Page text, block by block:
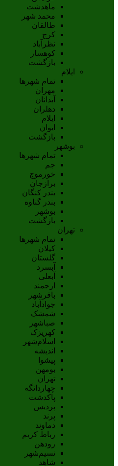
ماهدشت
محمد شهر
طالقان
کرج
نظرآباد
کوهسار
بازگشت
ایلام
تمام شهر‌ها
مهران
آبدانان
دهلران
ايلام
ايوان
بازگشت
بوشهر
تمام شهر‌ها
جم
خورموج
برازجان
بندر کنگان
بندر گناوه
بوشهر
بازگشت
تهران
تمام شهر‌ها
کیلان
گلستان
آبسرد
آبعلی
ارجمند
باقرشهر
جوادآباد
شمشک
صباشهر
کهریزک
اسلام‌شهر
اندیشه
پيشوا
بومهن
تهران
چهاردانگه
پاکدشت
پردیس
پرند
دماوند
رباط کریم
رودهن
نسيم‌شهر
شاهد